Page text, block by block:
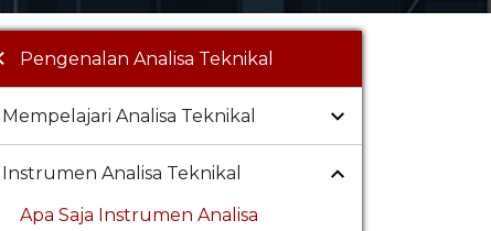
Pengenalan Analisa Teknikal
Mempelajari Analisa Teknikal
Instrumen Analisa Teknikal
Apa Saja Instrumen Analisa